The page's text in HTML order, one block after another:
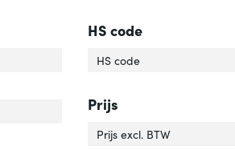
HS code
HS code
Prijs
Prijs excl. BTW